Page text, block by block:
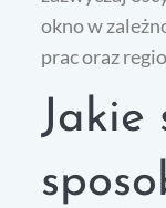
okno w
prac oraz
Jakie